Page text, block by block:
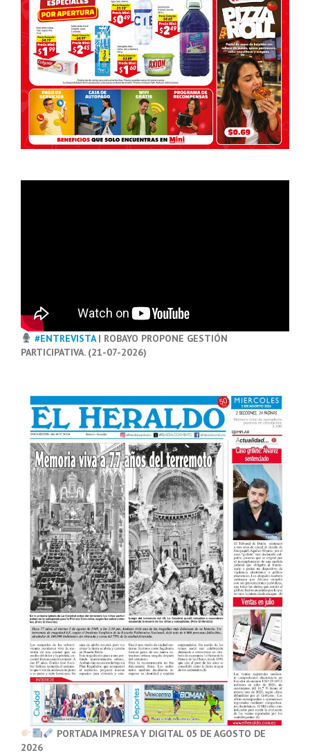
#ENTREVISTA| ROBAYO PROPONE GESTIÓN
PARTICIPATIVA. (21-07-2026)
PORTADA IMPRESA Y DIGITAL 05 DE AGOSTO DE
2026